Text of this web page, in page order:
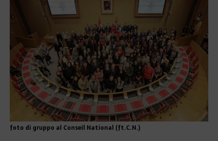
foto di gruppo al Conseil National (ft.C.N.)